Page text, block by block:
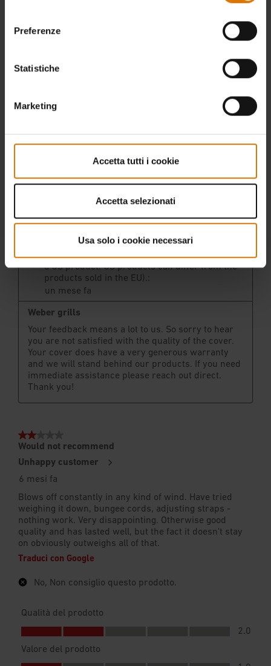
Preferenze
Statistiche
Marketing
Accetta tutti i cookie
Accetta selezionati
Usa solo i cookie necessari